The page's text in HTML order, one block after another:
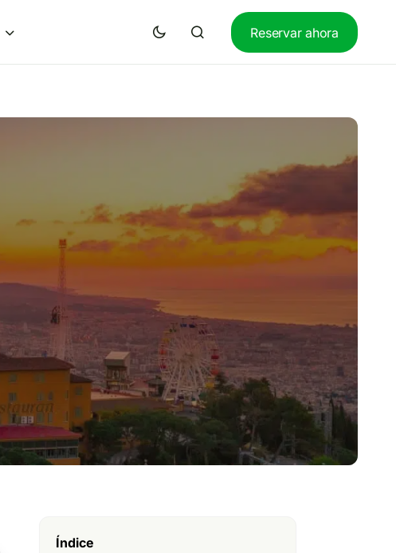
Reservar ahora
Índice